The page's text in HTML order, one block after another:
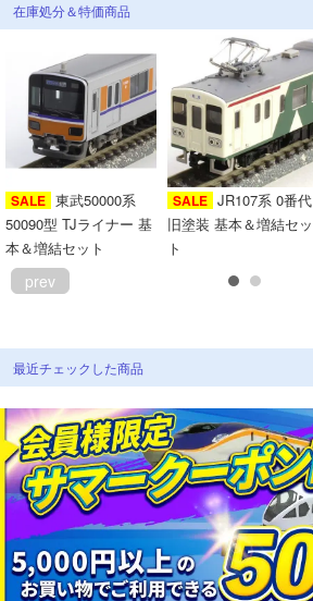
在庫処分＆特価商品
SALE 東武50000系
50090型 TJライナー 基
本＆増結セット
SALE JR107系 0番代
旧塗装 基本＆増結セッ
ト
prev
最近チェックした商品